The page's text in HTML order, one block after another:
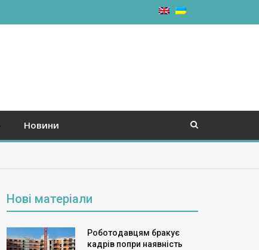
Новини
Нові матеріали
Роботодавцям бракує
кадрів попри наявність